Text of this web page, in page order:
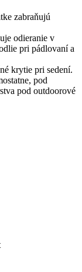
zabraňujú
odieranie v
pri pádlovaní a
krytie pri sedení.
pod
pod outdoorové